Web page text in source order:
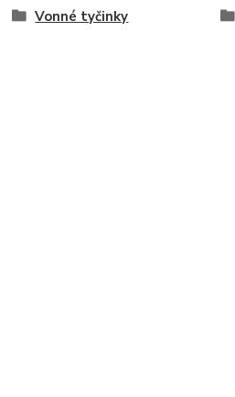
Vonné tyčinky